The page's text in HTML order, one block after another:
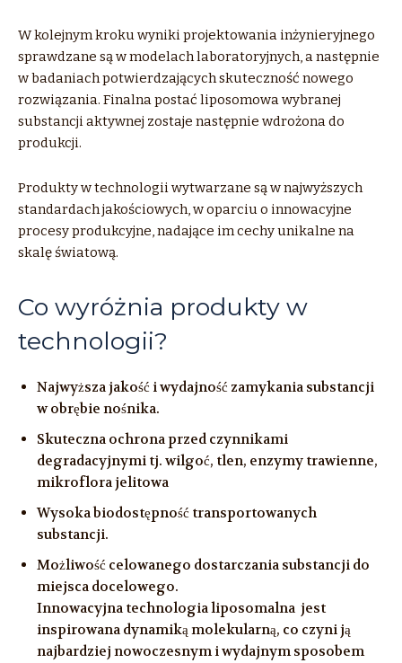
W kolejnym kroku wyniki projektowania inżynieryjnego
sprawdzane są w modelach laboratoryjnych, a następnie
w badaniach potwierdzających skuteczność nowego
rozwiązania. Finalna postać liposomowa wybranej
substancji aktywnej zostaje następnie wdrożona do
produkcji.
Produkty w technologii wytwarzane są w najwyższych
standardach jakościowych, w oparciu o innowacyjne
procesy produkcyjne, nadające im cechy unikalne na
skalę światową.
Co wyróżnia produkty w
technologii?
Najwyższa jakość i wydajność zamykania substancji
w obrębie nośnika.
Skuteczna ochrona przed czynnikami
degradacyjnymi tj. wilgoć, tlen, enzymy trawienne,
mikroflora jelitowa
Wysoka biodostępność transportowanych
substancji.
Możliwość celowanego dostarczania substancji do
miejsca docelowego.
Innowacyjna technologia liposomalna jest
inspirowana dynamiką molekularną, co czyni ją
najbardziej nowoczesnym i wydajnym sposobem